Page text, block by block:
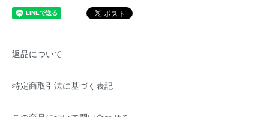
返品について
特定商取引法に基づく表記